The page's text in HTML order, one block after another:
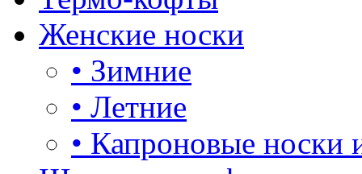
Женские носки
• Зимние
• Летние
• Капроновые носки